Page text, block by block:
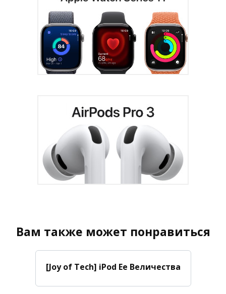
Вам также может понравиться
[Joy of Tech] iPod Ее Величества